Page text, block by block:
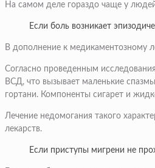
На самом деле гораздо чаще у
Если боль возникает
В дополнение к медикаментозному
Согласно проведенным
ВСД, что вызывает маленькие
гортани. Компоненты сигарет и
Лечение недомогания такого
лекарств.
Если приступы мигрени не